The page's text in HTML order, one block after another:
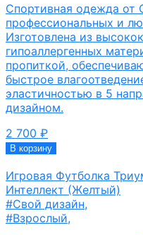
Спортивная одежда от
профессиональных и
Изготовлена из
гипоаллергенных
пропиткой,
быстрое
эластичностью в 5
дизайном.
2 700 ₽
В корзину
Игровая Футболка
Интеллект (Желтый)
#Свой дизайн,
#Взрослый,